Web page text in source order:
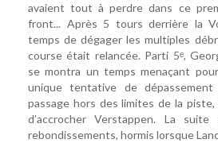
avaient tout à perdre dans ce
front... Après 5 tours derrière la
temps de dégager les multiples
course était relancée. Parti 5ᵉ,
se montra un temps menaçant
unique tentative de
passage hors des limites de la piste,
d’accrocher Verstappen. La
rebondissements, hormis lorsque